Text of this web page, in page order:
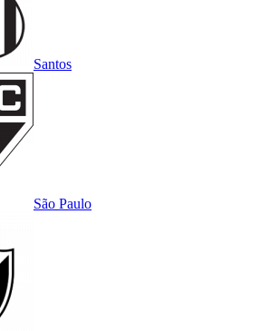
Santos
São Paulo